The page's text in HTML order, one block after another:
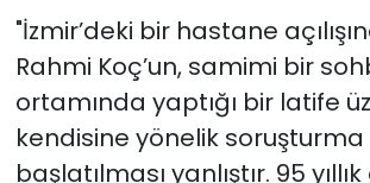
"İzmir’deki bir hastane
Rahmi Koç’un, samimi bir
ortamında yaptığı bir latife
kendisine yönelik soruşturma
başlatılması yanlıştır. 95